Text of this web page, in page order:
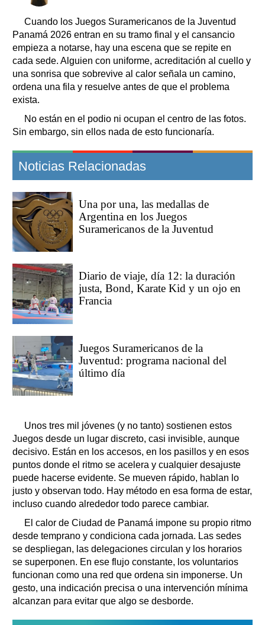
Servicios
Transportes
Loterías
Datos Útiles
Fúnebres
Edictos
Cuando los Juegos Suramericanos de la Juventud
Panamá 2026 entran en su tramo final y el cansancio
empieza a notarse, hay una escena que se repite en
cada sede. Alguien con uniforme, acreditación al cuello y
una sonrisa que sobrevive al calor señala un camino,
ordena una fila y resuelve antes de que el problema
exista.
No están en el podio ni ocupan el centro de las fotos.
Sin embargo, sin ellos nada de esto funcionaría.
Noticias Relacionadas
Una por una, las medallas de
Argentina en los Juegos
Suramericanos de la Juventud
Diario de viaje, día 12: la duración
justa, Bond, Karate Kid y un ojo en
Francia
Juegos Suramericanos de la
Juventud: programa nacional del
último día
Unos tres mil jóvenes (y no tanto) sostienen estos
Juegos desde un lugar discreto, casi invisible, aunque
decisivo. Están en los accesos, en los pasillos y en esos
puntos donde el ritmo se acelera y cualquier desajuste
puede hacerse evidente. Se mueven rápido, hablan lo
justo y observan todo. Hay método en esa forma de estar,
incluso cuando alrededor todo parece cambiar.
El calor de Ciudad de Panamá impone su propio ritmo
desde temprano y condiciona cada jornada. Las sedes
se despliegan, las delegaciones circulan y los horarios
se superponen. En ese flujo constante, los voluntarios
funcionan como una red que ordena sin imponerse. Un
gesto, una indicación precisa o una intervención mínima
alcanzan para evitar que algo se desborde.